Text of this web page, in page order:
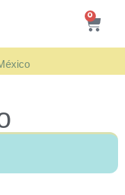
0